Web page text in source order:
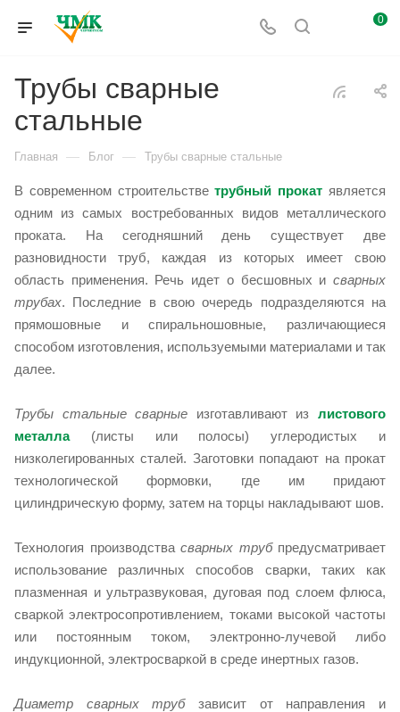
0
Трубы сварные
стальные
Главная — Блог — Трубы сварные стальные
В современном строительстветрубный прокат является
одним из самых востребованных видов металлического
проката. На сегодняшний день существует две
разновидности труб, каждая из которых имеет свою
область применения. Речь идет о бесшовных и сварных
трубах. Последние в свою очередь подразделяются на
прямошовные и спиральношовные, различающиеся
способом изготовления, используемыми материалами и так
далее.
Трубы стальные сварные изготавливают излистового
металла(листы или полосы) углеродистых и
низколегированных сталей. Заготовки попадают на прокат
технологической формовки, где им придают
цилиндрическую форму, затем на торцы накладывают шов.
Технология производства сварных трубпредусматривает
использование различных способов сварки, таких как
плазменная и ультразвуковая, дуговая под слоем флюса,
сваркой электросопротивлением, токами высокой частоты
или постоянным током, электронно-лучевой либо
индукционной, электросваркой в среде инертных газов.
Диаметр сварных трубзависит от направления и